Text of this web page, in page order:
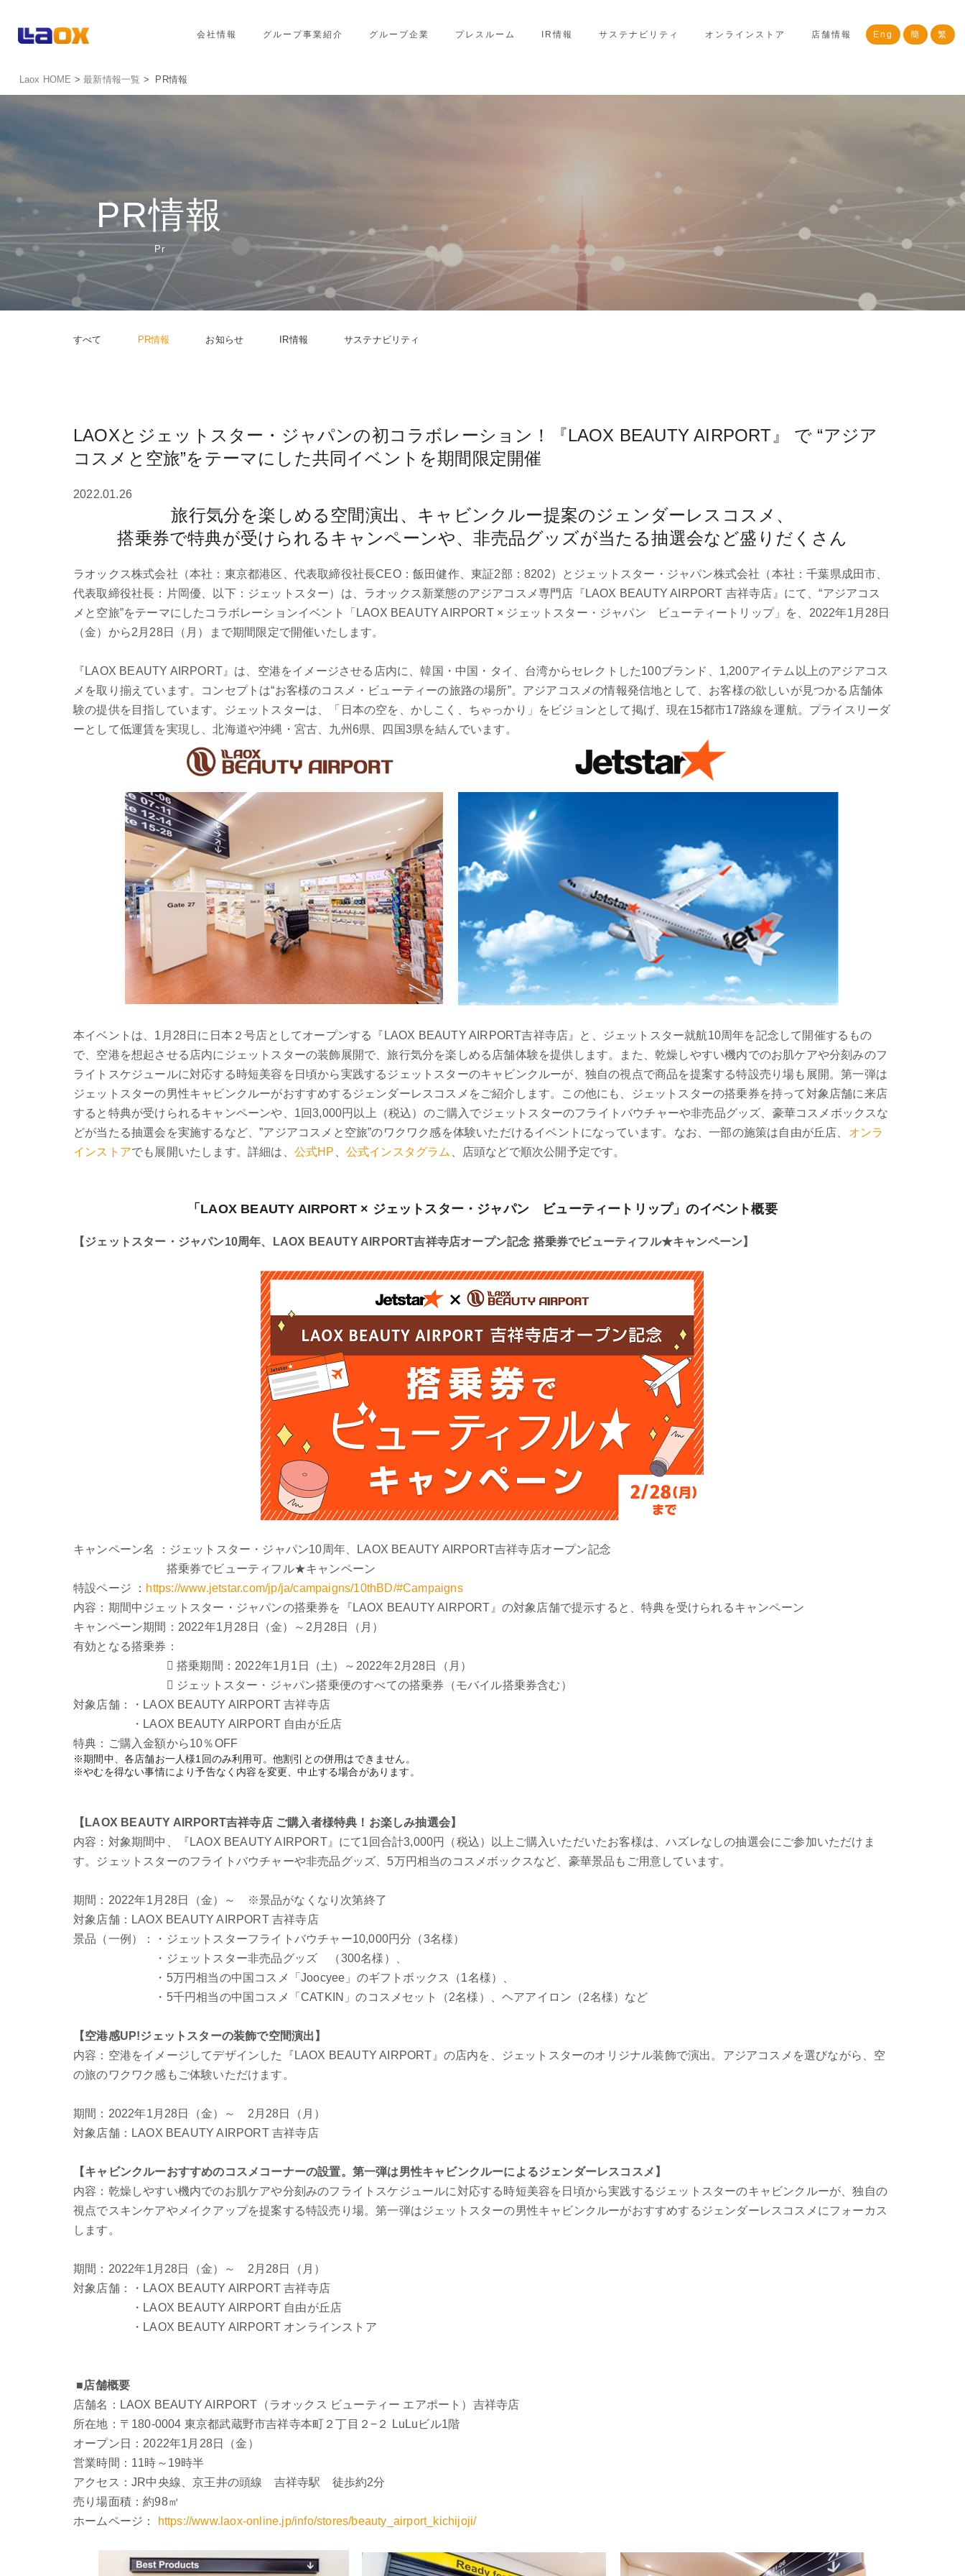
会社情報 グループ事業紹介 グループ企業 プレスルーム IR情報 サステナビリティ オンラインストア 店舗情報 Eng 簡 繁
Laox HOME >最新情報一覧 > PR情報
PR情報
Pr
すべて PR情報 お知らせ IR情報 サステナビリティ
LAOXとジェットスター・ジャパンの初コラボレーション！『LAOX BEAUTY AIRPORT』 で “アジア
コスメと空旅”をテーマにした共同イベントを期間限定開催
2022.01.26
旅行気分を楽しめる空間演出、キャビンクルー提案のジェンダーレスコスメ、
搭乗券で特典が受けられるキャンペーンや、非売品グッズが当たる抽選会など盛りだくさん
ラオックス株式会社（本社：東京都港区、代表取締役社長CEO：飯田健作、東証2部：8202）とジェットスター・ジャパン株式会社（本社：千葉県成田市、
代表取締役社長：片岡優、以下：ジェットスター）は、ラオックス新業態のアジアコスメ専門店『LAOX BEAUTY AIRPORT 吉祥寺店』にて、“アジアコス
メと空旅”をテーマにしたコラボレーションイベント「LAOX BEAUTY AIRPORT × ジェットスター・ジャパン ビューティートリップ」を、2022年1月28日
（金）から2月28日（月）まで期間限定で開催いたします。
『LAOX BEAUTY AIRPORT』は、空港をイメージさせる店内に、韓国・中国・タイ、台湾からセレクトした100ブランド、1,200アイテム以上のアジアコス
メを取り揃えています。コンセプトは“お客様のコスメ・ビューティーの旅路の場所”。アジアコスメの情報発信地として、お客様の欲しいが見つかる店舗体
験の提供を目指しています。ジェットスターは、「日本の空を、かしこく、ちゃっかり」をビジョンとして掲げ、現在15都市17路線を運航。プライスリーダ
ーとして低運賃を実現し、北海道や沖縄・宮古、九州6県、四国3県を結んでいます。
本イベントは、1月28日に日本２号店としてオープンする『LAOX BEAUTY AIRPORT吉祥寺店』と、ジェットスター就航10周年を記念して開催するもの
で、空港を想起させる店内にジェットスターの装飾展開で、旅行気分を楽しめる店舗体験を提供します。また、乾燥しやすい機内でのお肌ケアや分刻みのフ
ライトスケジュールに対応する時短美容を日頃から実践するジェットスターのキャビンクルーが、独自の視点で商品を提案する特設売り場も展開。第一弾は
ジェットスターの男性キャビンクルーがおすすめするジェンダーレスコスメをご紹介します。この他にも、ジェットスターの搭乗券を持って対象店舗に来店
すると特典が受けられるキャンペーンや、1回3,000円以上（税込）のご購入でジェットスターのフライトバウチャーや非売品グッズ、豪華コスメボックスな
どが当たる抽選会を実施するなど、”アジアコスメと空旅”のワクワク感を体験いただけるイベントになっています。なお、一部の施策は自由が丘店、 オンラ
インストアでも展開いたします。詳細は、 公式HP 公式インスタグラム 、店頭などで順次公開予定です。
「LAOX BEAUTY AIRPORT × ジェットスター・ジャパン ビューティートリップ」のイベント概要
【ジェットスター・ジャパン10周年、LAOX BEAUTY AIRPORT吉祥寺店オープン記念 搭乗券でビューティフル★キャンペーン】
キャンペーン名 ：ジェットスター・ジャパン10周年、LAOX BEAUTY AIRPORT吉祥寺店オープン記念
搭乗券でビューティフル★キャンペーン
特設ページ ： https://www.jetstar.com/jp/ja/campaigns/10thBD/#Campaigns
内容：期間中ジェットスター・ジャパンの搭乗券を『LAOX BEAUTY AIRPORT』の対象店舗で提示すると、特典を受けられるキャンペーン
キャンペーン期間：2022年1月28日（金）～2月28日（月）
有効となる搭乗券：
 搭乗期間：2022年1月1日（土）～2022年2月28日（月）
 ジェットスター・ジャパン搭乗便のすべての搭乗券（モバイル搭乗券含む）
対象店舗：・LAOX BEAUTY AIRPORT 吉祥寺店
・LAOX BEAUTY AIRPORT 自由が丘店
特典：ご購入金額から10％OFF
※期間中、各店舗お一人様1回のみ利用可。他割引との併用はできません。
※やむを得ない事情により予告なく内容を変更、中止する場合があります。
【LAOX BEAUTY AIRPORT吉祥寺店 ご購入者様特典！お楽しみ抽選会】
内容：対象期間中、『LAOX BEAUTY AIRPORT』にて1回合計3,000円（税込）以上ご購入いただいたお客様は、ハズレなしの抽選会にご参加いただけま
す。ジェットスターのフライトバウチャーや非売品グッズ、5万円相当のコスメボックスなど、豪華景品もご用意しています。
期間：2022年1月28日（金）～ ※景品がなくなり次第終了
対象店舗：LAOX BEAUTY AIRPORT 吉祥寺店
景品（一例）：・ジェットスターフライトバウチャー10,000円分（3名様）
・ジェットスター非売品グッズ （300名様）、
・5万円相当の中国コスメ「Joocyee」のギフトボックス（1名様）、
・5千円相当の中国コスメ「CATKIN」のコスメセット（2名様）、ヘアアイロン（2名様）など
【空港感UP!ジェットスターの装飾で空間演出】
内容：空港をイメージしてデザインした『LAOX BEAUTY AIRPORT』の店内を、ジェットスターのオリジナル装飾で演出。アジアコスメを選びながら、空
の旅のワクワク感もご体験いただけます。
期間：2022年1月28日（金）～ 2月28日（月）
対象店舗：LAOX BEAUTY AIRPORT 吉祥寺店
【キャビンクルーおすすめのコスメコーナーの設置。第一弾は男性キャビンクルーによるジェンダーレスコスメ】
内容：乾燥しやすい機内でのお肌ケアや分刻みのフライトスケジュールに対応する時短美容を日頃から実践するジェットスターのキャビンクルーが、独自の
視点でスキンケアやメイクアップを提案する特設売り場。第一弾はジェットスターの男性キャビンクルーがおすすめするジェンダーレスコスメにフォーカス
します。
期間：2022年1月28日（金）～ 2月28日（月）
対象店舗：・LAOX BEAUTY AIRPORT 吉祥寺店
・LAOX BEAUTY AIRPORT 自由が丘店
・LAOX BEAUTY AIRPORT オンラインストア
■店舗概要
店舗名：LAOX BEAUTY AIRPORT（ラオックス ビューティー エアポート）吉祥寺店
所在地：〒180-0004 東京都武蔵野市吉祥寺本町２丁目２−２ LuLuビル1階
オープン日：2022年1月28日（金）
営業時間：11時～19時半
アクセス：JR中央線、京王井の頭線 吉祥寺駅 徒歩約2分
売り場面積：約98㎡
ホームページ：
https://www.laox-online.jp/info/stores/beauty_airport_kichijoji/